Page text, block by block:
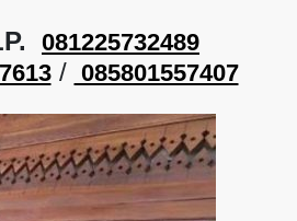
081225732489
/ 085801557407